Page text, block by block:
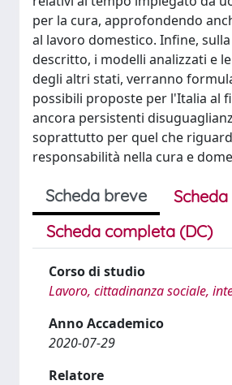
per la cura, approfondendo
al lavoro domestico. Infine,
descritto, i modelli analizzati e
degli altri stati, verranno
possibili proposte per l'Italia al
ancora persistenti
soprattutto per quel che
responsabilità nella cura e
Scheda breve
Scheda completa (DC)
Corso di studio
Lavoro, cittadinanza sociale,
Anno Accademico
2020-07-29
Relatore